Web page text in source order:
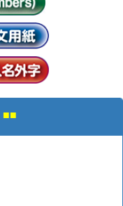
■■